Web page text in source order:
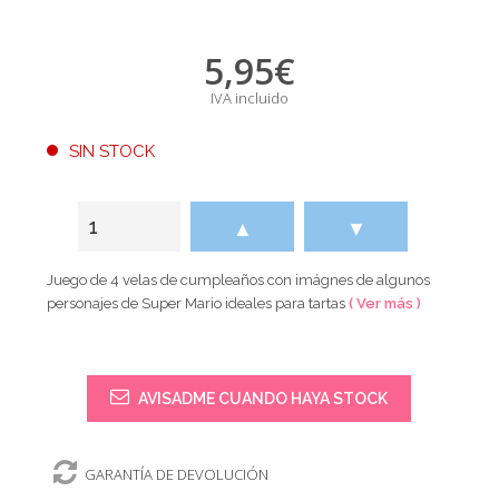
5,95€
IVA incluido
SIN STOCK
▲ ▼
Juego de 4 velas de cumpleaños con imágnes de algunos
personajes de Super Mario ideales para tartas( Ver más )
AVISADME CUANDO HAYA STOCK
GARANTÍA DE DEVOLUCIÓN